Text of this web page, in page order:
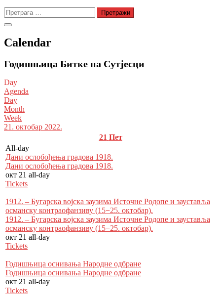
Претрага
за:
Calendar
Годишњица Битке на Сутјесци
Day
Agenda
Day
Month
Week
21. октобар 2022.
21 Пет
All-day
Дани ослобођења градова 1918.
Дани ослобођења градова 1918.
окт 21 all-day
Tickets
1912. – Бугарска војска заузима Источне Родопе и зауставља
османску контраофанзиву (15−25. октобар).
1912. – Бугарска војска заузима Источне Родопе и зауставља
османску контраофанзиву (15−25. октобар).
окт 21 all-day
Tickets
Годишњица оснивања Народне одбране
Годишњица оснивања Народне одбране
окт 21 all-day
Tickets